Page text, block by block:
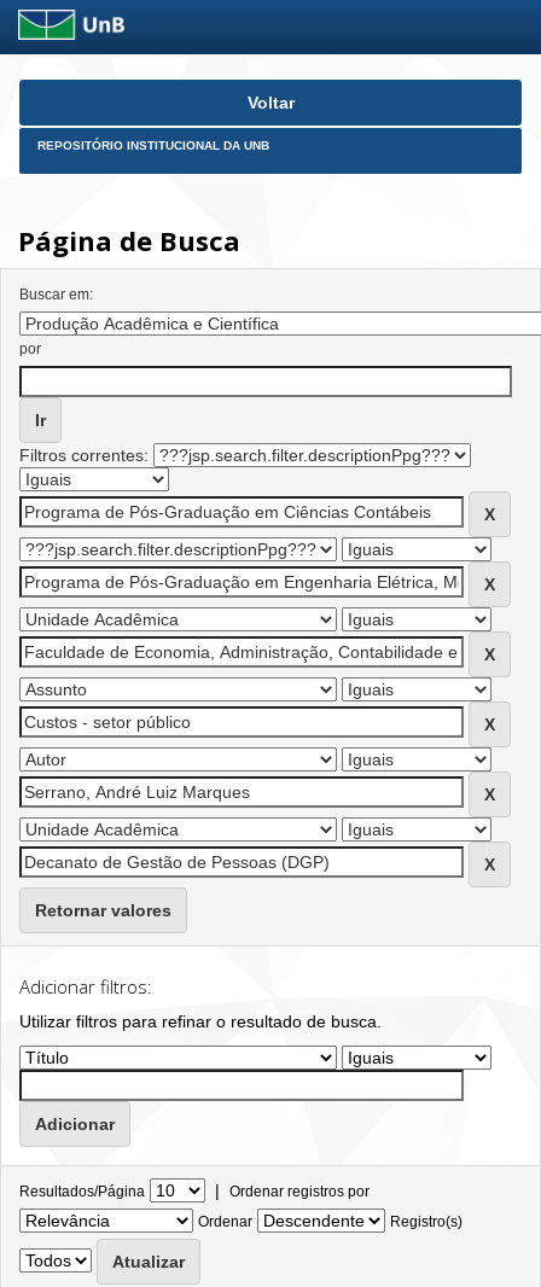
Skip
Voltar
REPOSITÓRIO INSTITUCIONAL DA UNB
Página de Busca
Buscar em:
por
Filtros correntes:
Retornar valores
Adicionar filtros:
Utilizar filtros para refinar o resultado de busca.
Resultados/Página | Ordenar registros por
Ordenar
Registro(s)